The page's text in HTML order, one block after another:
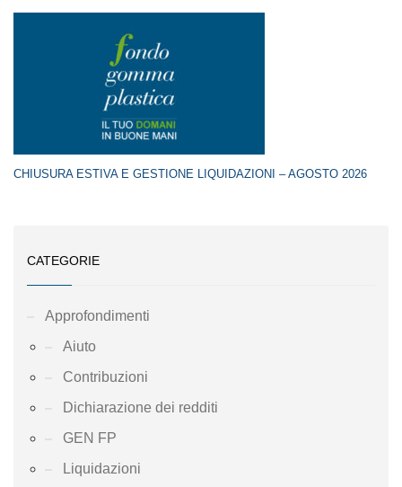
CHIUSURA ESTIVA E GESTIONE LIQUIDAZIONI – AGOSTO 2026
CATEGORIE
Approfondimenti
Aiuto
Contribuzioni
Dichiarazione dei redditi
GEN FP
Liquidazioni